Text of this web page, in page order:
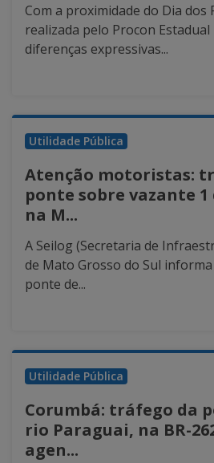
Com a proximidade do Dia dos
realizada pelo Procon
diferenças expressivas...
Utilidade Pública
Atenção motoristas:
ponte sobre vazante
na M...
A Seilog (Secretaria de
de Mato Grosso do Sul
ponte de...
Utilidade Pública
Corumbá: tráfego da
rio Paraguai, na BR-
agen...